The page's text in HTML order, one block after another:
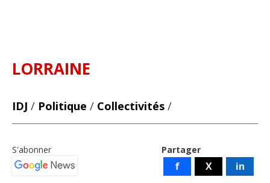
LORRAINE
IDJ / Politique / Collectivités /
Partager
f X in
S'abonner